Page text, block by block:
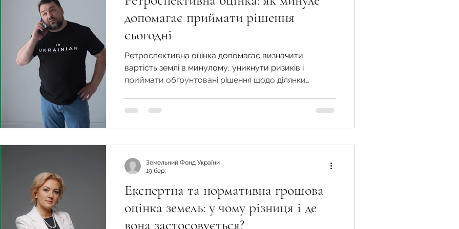
Спадкування земельної ділянки
Земельні питання
Суд Будівництво Встановлення меж земельної ділянки
земельних прав Юридичні питання у воєнний час
допомагає приймати рішення
сьогодні
Ретроспективна оцінка допомагає визначити
вартість землі в минулому, уникнути ризиків і
приймати обґрунтовані рішення щодо ділянки
Експертна та нормативна грошова
оцінка земель: у чому різниця і де
вона застосовується?
Земельний Фонд України
19 бер.